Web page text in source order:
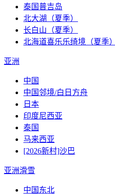
泰国普吉岛
北大湖（夏季）
长白山（夏季）
北海道喜乐乐绮境（夏季）
亚洲
中国
中国邻境/白日方舟
日本
印度尼西亚
泰国
马来西亚
[2026新村]沙巴
亚洲滑雪
中国东北